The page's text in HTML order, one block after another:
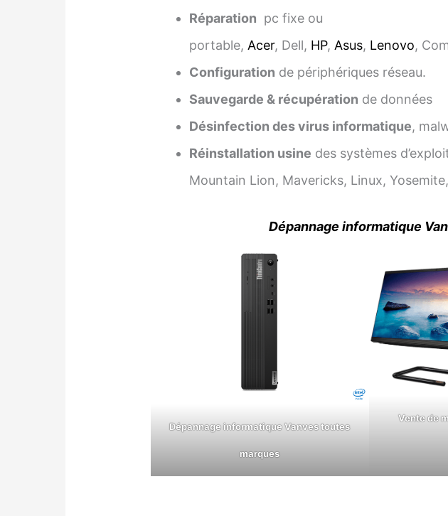
Réparation pc fixe ou
portable,Acer, Dell, HP,Asus, Lenovo,
Configuration de périphériques réseau.
Sauvegarde & récupération de données
Désinfection des virus informatique,
Réinstallation usine des systèmes
Mountain Lion, Mavericks, Linux,
Dépannage informatique
Dépannage informatique Vanves toutes
marques
Vente de